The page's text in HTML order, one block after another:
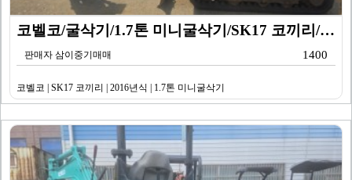
코벨코/굴삭기/1.7톤 미니굴삭기/SK17 코끼리/20…
판매자 삼이중기매매 1400
코벨코 | SK17 코끼리 | 2016년식 | 1.7톤 미니굴삭기